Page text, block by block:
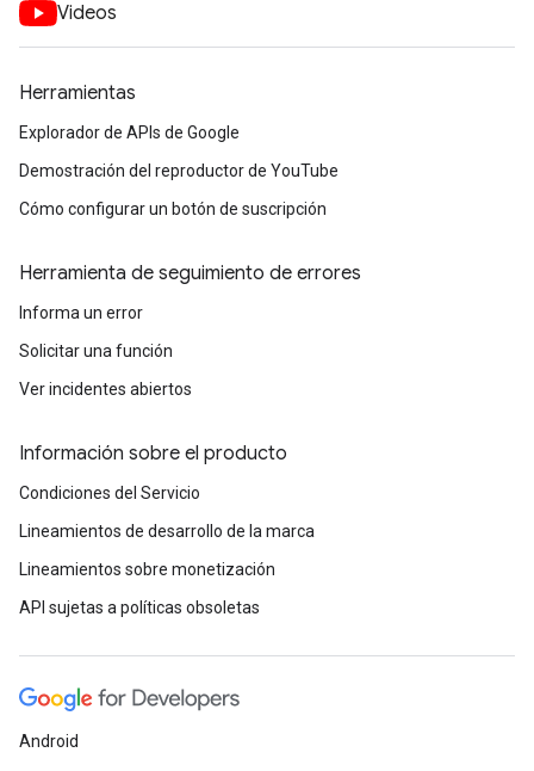
Videos
Herramientas
Explorador de APIs de Google
Demostración del reproductor de YouTube
Cómo configurar un botón de suscripción
Herramienta de seguimiento de errores
Informa un error
Solicitar una función
Ver incidentes abiertos
Información sobre el producto
Condiciones del Servicio
Lineamientos de desarrollo de la marca
Lineamientos sobre monetización
API sujetas a políticas obsoletas
Android